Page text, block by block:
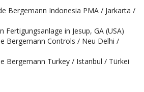
Bergemann Indonesia PMA / Jarkarta /
Fertigungsanlage in Jesup, GA (USA)
Bergemann Controls / Neu Delhi /
Bergemann Turkey / Istanbul / Türkei